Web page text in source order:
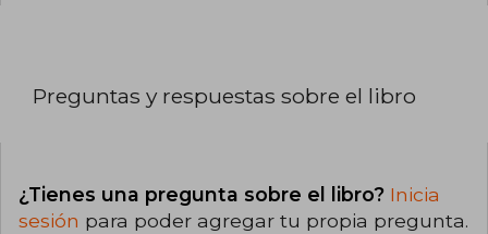
Preguntas y respuestas sobre el libro
¿Tienes una pregunta sobre el libro? Inicia
sesión para poder agregar tu propia pregunta.